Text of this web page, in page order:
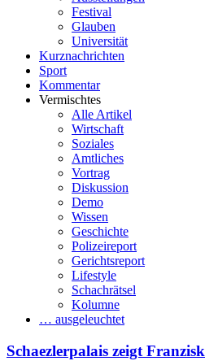
Festival
Glauben
Universität
Kurznachrichten
Sport
Kommentar
Vermischtes
Alle Artikel
Wirtschaft
Soziales
Amtliches
Vortrag
Diskussion
Demo
Wissen
Geschichte
Polizeireport
Gerichtsreport
Lifestyle
Schachrätsel
Kolumne
… ausgeleuchtet
Schaezlerpalais zeigt